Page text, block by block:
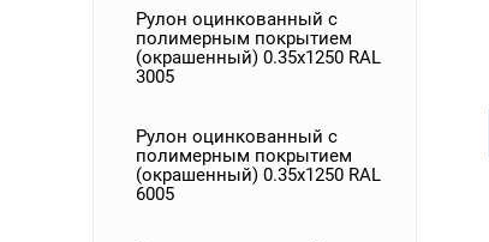
Рулон оцинкованный с
полимерным покрытием
(окрашенный) 0.35x1250 RAL
3005
Рулон оцинкованный с
полимерным покрытием
(окрашенный) 0.35x1250 RAL
6005